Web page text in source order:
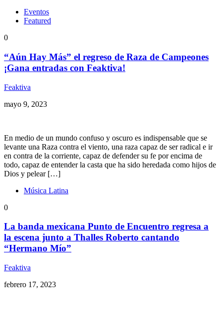
Eventos
Featured
0
“Aún Hay Más” el regreso de Raza de Campeones
¡Gana entradas con Feaktiva!
Feaktiva
mayo 9, 2023
En medio de un mundo confuso y oscuro es indispensable que se
levante una Raza contra el viento, una raza capaz de ser radical e ir
en contra de la corriente, capaz de defender su fe por encima de
todo, capaz de entender la casta que ha sido heredada como hijos de
Dios y pelear […]
Música Latina
0
La banda mexicana Punto de Encuentro regresa a
la escena junto a Thalles Roberto cantando
“Hermano Mío”
Feaktiva
febrero 17, 2023